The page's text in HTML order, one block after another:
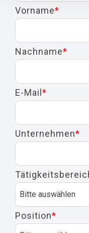
Vorname*
Nachname*
E-Mail*
Unternehmen*
Position*